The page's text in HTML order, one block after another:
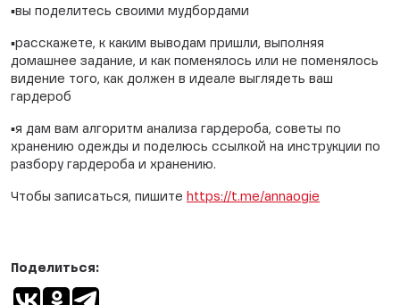
▪️вы поделитесь своими мудбордами
▪️расскажете, к каким выводам пришли, выполняя
домашнее задание, и как поменялось или не поменялось
видение того, как должен в идеале выглядеть ваш
гардероб
▪️я дам вам алгоритм анализа гардероба, советы по
хранению одежды и поделюсь ссылкой на инструкции по
разбору гардероба и хранению.
Чтобы записаться, пишите https://t.me/annaogie
Поделиться: